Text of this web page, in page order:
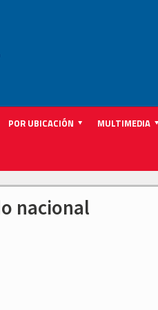
POR UBICACIÓN MULTIMEDIA
nacional